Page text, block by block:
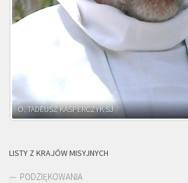
O. ADNRZEJ LEŚNIARA SJ
LISTY Z KRAJÓW MISYJNYCH
PODZIĘKOWANIA